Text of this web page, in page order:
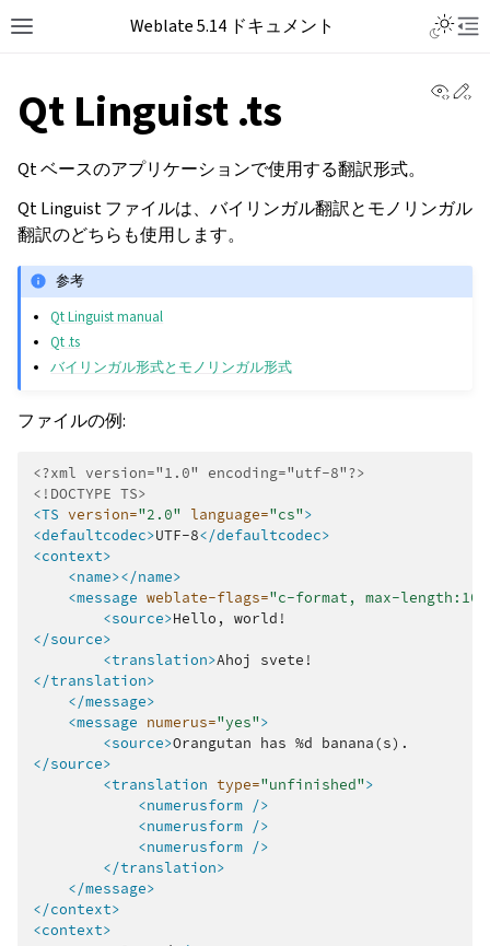
Weblate 5.14 ドキュメント
Qt Linguist .ts
Qt ベースのアプリケーションで使用する翻訳形式。
Qt Linguist ファイルは、バイリンガル翻訳とモノリンガル
翻訳のどちらも使用します。
参考
Qt Linguist manual
Qt .ts
バイリンガル形式とモノリンガル形式
ファイルの例:
<?xml version="1.0" encoding="utf-8"?>
<!DOCTYPE TS>
<TS version="2.0" language="cs">
<defaultcodec>UTF-8</defaultcodec>
<context>
<name></name>
<message weblate-flags="c-format, max-
<source>Hello,
</source>
<translation>Ahoj
</translation>
</message>
<message numerus="yes">
<source>Orangutan has %d
</source>
<translation type="unfinished">
<numerusform />
<numerusform />
<numerusform />
</translation>
</message>
</context>
<context>